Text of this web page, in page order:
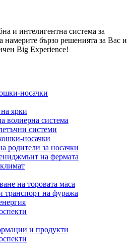
и интелигентна система за
намерите бързо решенията за Вас и
Big Experience!
носачки
ярки
волиерна система
системи
носачки
родители за носачки
на фермата
на торовата маса
транспорт на фуража
и продукти